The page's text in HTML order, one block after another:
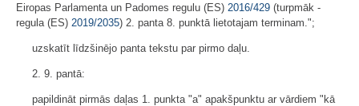
Eiropas Parlamenta un Padomes regulu (ES) 2016/429 (turpmāk -
regula (ES) 2019/2035) 2. panta 8. punktā lietotajam terminam.";
uzskatīt līdzšinējo panta tekstu par pirmo daļu.
2. 9. pantā:
papildināt pirmās daļas 1. punkta "a" apakšpunktu ar vārdiem "kā